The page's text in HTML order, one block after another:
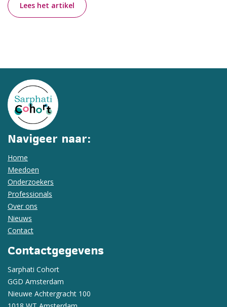
Lees het artikel
Navigeer naar:
Home
Meedoen
Onderzoekers
Professionals
Over ons
Nieuws
Contact
Contactgegevens
Sarphati Cohort
GGD Amsterdam
Nieuwe Achtergracht 100